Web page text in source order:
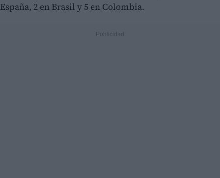
España, 2 en Brasil y 5 en Colombia.